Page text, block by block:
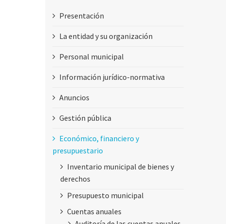
Presentación
La entidad y su organización
Personal municipal
Información jurídico-normativa
Anuncios
Gestión pública
Económico, financiero y
presupuestario
Inventario municipal de bienes y
derechos
Presupuesto municipal
Cuentas anuales